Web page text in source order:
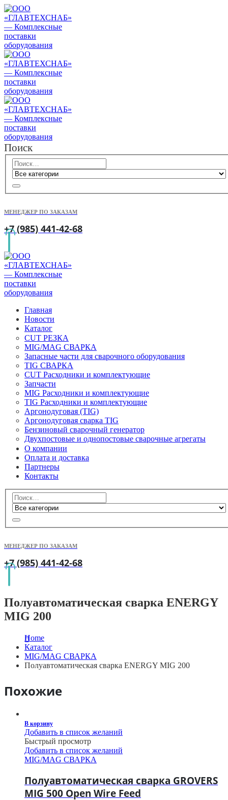
Поиск
МЕНЕДЖЕР ПО ЗАКАЗАМ
+7 (985) 441-42-68
Главная
Новости
Каталог
CUT РЕЗКА
MIG/MAG СВАРКА
Запасные части для сварочного оборудования
TIG СВАРКА
CUT Расходники и комплектующие
Запчасти
MIG Расходники и комплектующие
TIG Расходники и комплектующие
Аргонодуговая (TIG)
Аргонодуговая сварка TIG
Бензиновый сварочный генератор
Двухпостовые и однопостовые сварочные агрегаты
О компании
Оплата и доставка
Партнеры
Контакты
МЕНЕДЖЕР ПО ЗАКАЗАМ
+7 (985) 441-42-68
Полуавтоматическая сварка ENERGY
MIG 200
Home
Каталог
MIG/MAG СВАРКА
Полуавтоматическая сварка ENERGY MIG 200
Похожие
В корзину
Добавить в список желаний
Быстрый просмотр
Добавить в список желаний
MIG/MAG СВАРКА
Полуавтоматическая сварка GROVERS
MIG 500 Open Wire Feed